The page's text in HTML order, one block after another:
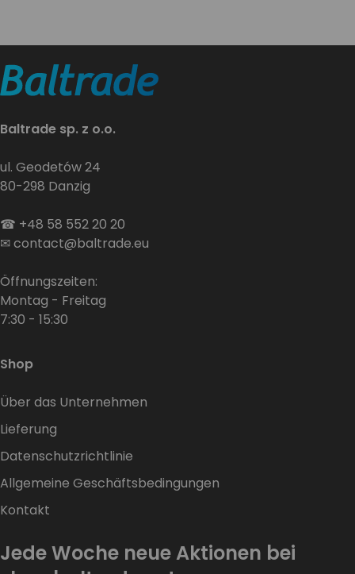
Baltrade sp. z o.o.
ul. Geodetów 24
80-298 Danzig
☎ +48 58 552 20 20
✉contact@baltrade.eu
Öffnungszeiten:
Montag - Freitag
7:30 - 15:30
Shop
Über das Unternehmen
Lieferung
Datenschutzrichtlinie
Allgemeine Geschäftsbedingungen
Kontakt
Jede Woche neue Aktionen bei